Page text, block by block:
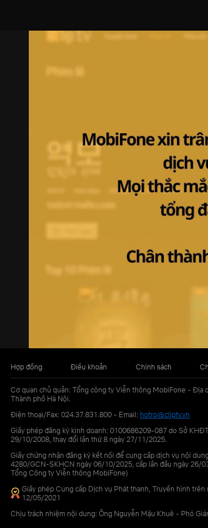
Hợp đồng Điều khoản Chính sách
Cơ quan chủ quản: Tổng công ty Viễn thông MobiFone - Địa
Thành phố Hà Nội.
Điện thoại/Fax: 024.37.831.800 - Email: hotro@cliptv.vn
Giấy phép đăng ký kinh doanh: 0100686209-087 do Sở
29/10/2008, thay đổi lần thứ 8 ngày 27/11/2025.
Giấy chứng nhận đăng ký kết nối để cung cấp dịch vụ nội
4280/GCN-SKHCN ngày 06/10/2025, cấp lần đầu ngày 26/
Tổng Công ty Viễn thông MobiFone)
Giấy phép Cung cấp Dịch vụ Phát thanh, Truyền hình
12/05/2021
Chịu trách nhiệm nội dung: Ông Nguyễn Mậu Khuê - Phó